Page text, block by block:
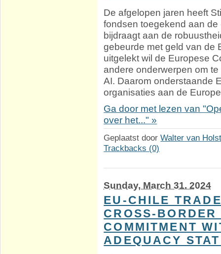
De afgelopen jaren heeft
fondsen toegekend aan
bijdraagt aan de
gebeurde met geld van de
uitgelekt wil de Europese
andere onderwerpen om
AI. Daarom onderstaande
organisaties aan de
Ga door met lezen van
over het..." »
Geplaatst doorWalter van
Trackbacks (0)
Sunday, March 31. 2024
EU-CHILE
CROSS-
COMMITMENT
ADEQUACY